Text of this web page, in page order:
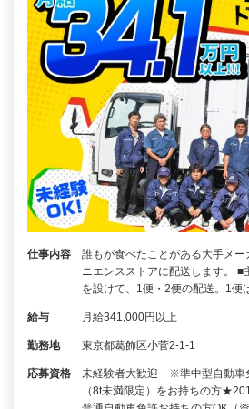
仕事内容
誰もが食べたことがある大手メ
ニエンスストアに配送します。 ■
を設けて、1便・2便の配送。1便
給与 月給341,000円以上
勤務地 東京都葛飾区小菅2-1-1
応募資格
未経験者大歓迎 ※準中型自動車
（8t未満限定）をお持ちの方